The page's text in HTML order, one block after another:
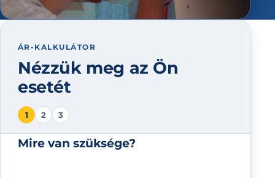
ÁR-KALKULÁTOR
Nézzük meg az Ön
esetét
1 2 3
Mire van szüksége?